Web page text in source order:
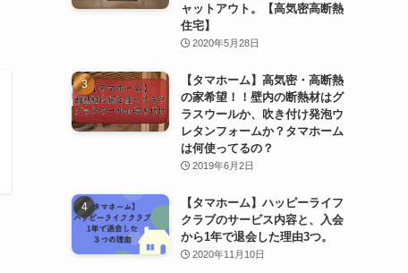
ャットアウト。【高気密高断熱
住宅】
2020年5月28日
【タマホーム】高気密・高断熱
の家希望！！壁内の断熱材はグ
ラスウールか、吹き付け発泡ウ
レタンフォームか？タマホーム
は何使ってるの？
2019年6月2日
【タマホーム】ハッピーライフ
クラブのサービス内容と、入会
から1年で退会した理由3つ。
2020年11月10日